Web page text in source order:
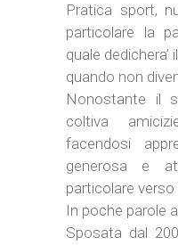
Pratica sport,
particolare la
quale
quando non
Nonostante il
coltiva
facendosi
generosa e
particolare verso
In poche parole
Sposata dal